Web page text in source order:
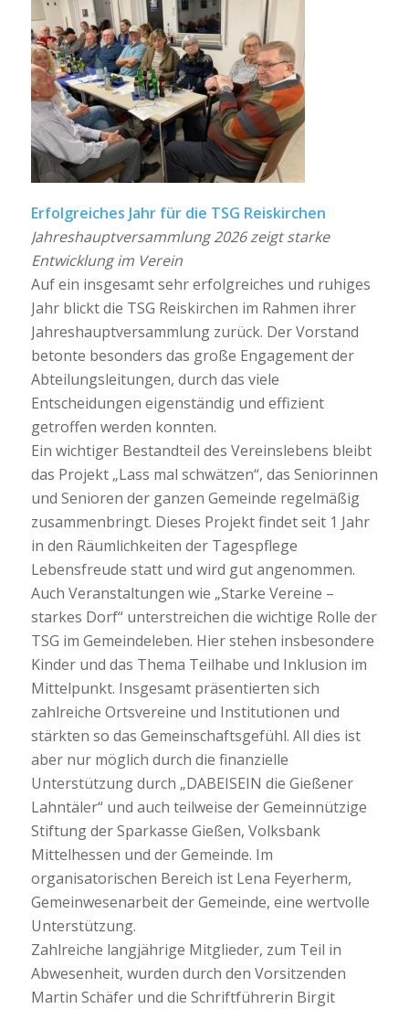
Erfolgreiches Jahr für die TSG Reiskirchen
Jahreshauptversammlung 2026 zeigt starke
Entwicklung im Verein
Auf ein insgesamt sehr erfolgreiches und ruhiges
Jahr blickt die TSG Reiskirchen im Rahmen ihrer
Jahreshauptversammlung zurück. Der Vorstand
betonte besonders das große Engagement der
Abteilungsleitungen, durch das viele
Entscheidungen eigenständig und effizient
getroffen werden konnten.
Ein wichtiger Bestandteil des Vereinslebens bleibt
das Projekt „Lass mal schwätzen“, das Seniorinnen
und Senioren der ganzen Gemeinde regelmäßig
zusammenbringt. Dieses Projekt findet seit 1 Jahr
in den Räumlichkeiten der Tagespflege
Lebensfreude statt und wird gut angenommen.
Auch Veranstaltungen wie „Starke Vereine –
starkes Dorf“ unterstreichen die wichtige Rolle der
TSG im Gemeindeleben. Hier stehen insbesondere
Kinder und das Thema Teilhabe und Inklusion im
Mittelpunkt. Insgesamt präsentierten sich
zahlreiche Ortsvereine und Institutionen und
stärkten so das Gemeinschaftsgefühl. All dies ist
aber nur möglich durch die finanzielle
Unterstützung durch „DABEISEIN die Gießener
Lahntäler“ und auch teilweise der Gemeinnützige
Stiftung der Sparkasse Gießen, Volksbank
Mittelhessen und der Gemeinde. Im
organisatorischen Bereich ist Lena Feyerherm,
Gemeinwesenarbeit der Gemeinde, eine wertvolle
Unterstützung.
Zahlreiche langjährige Mitglieder, zum Teil in
Abwesenheit, wurden durch den Vorsitzenden
Martin Schäfer und die Schriftführerin Birgit